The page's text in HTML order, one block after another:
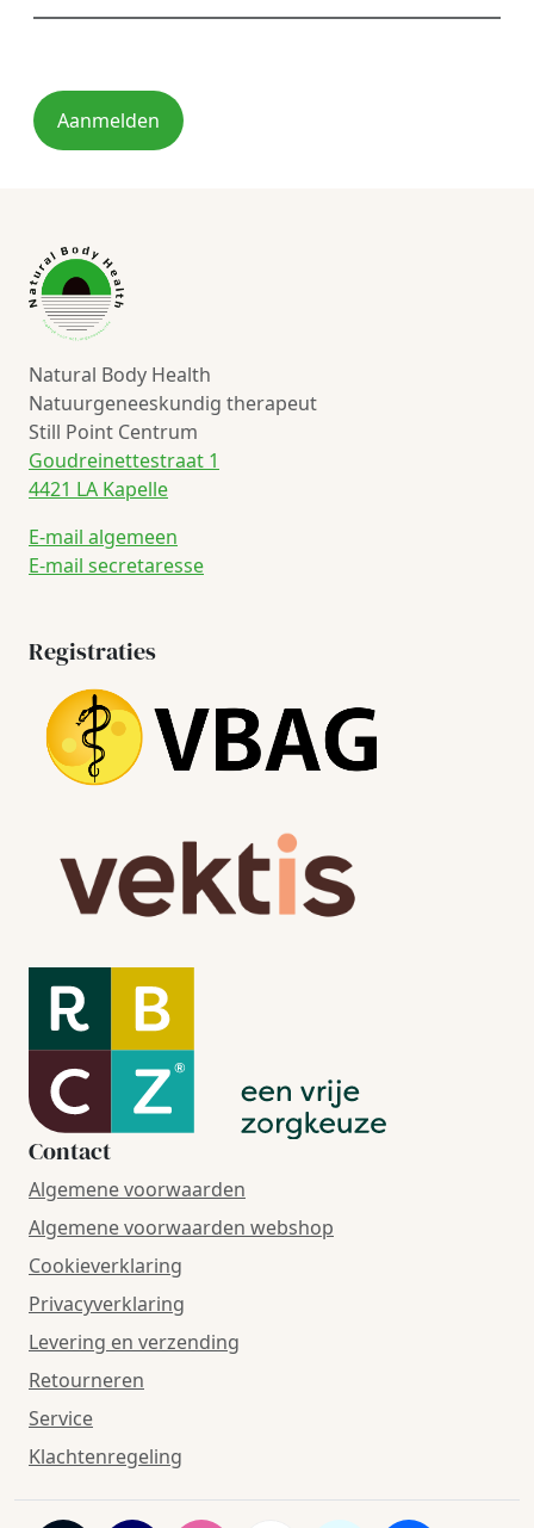
Aanmelden
Natural Body Health
Natuurgeneeskundig therapeut
Still Point Centrum
Goudreinettestraat 1
4421 LA Kapelle
E-mail algemeen
E-mail secretaresse
Registraties
Contact
Algemene voorwaarden
Algemene voorwaarden webshop
Cookieverklaring
Privacyverklaring
Levering en verzending
Retourneren
Service
Klachtenregeling